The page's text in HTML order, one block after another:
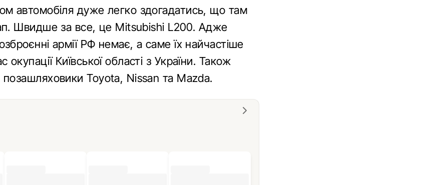
автомобіля дуже легко здогадатись, що там
Швидше за все, це Mitsubishi L200. Адже
армії РФ немає, а саме їх найчастіше
окупації Київської області з України. Також
позашляховики Toyota, Nissan та Mazda.